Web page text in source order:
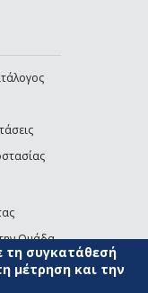
Ομάδα
(link sends e-mail)
συγκατάθεσή
μέτρηση και την